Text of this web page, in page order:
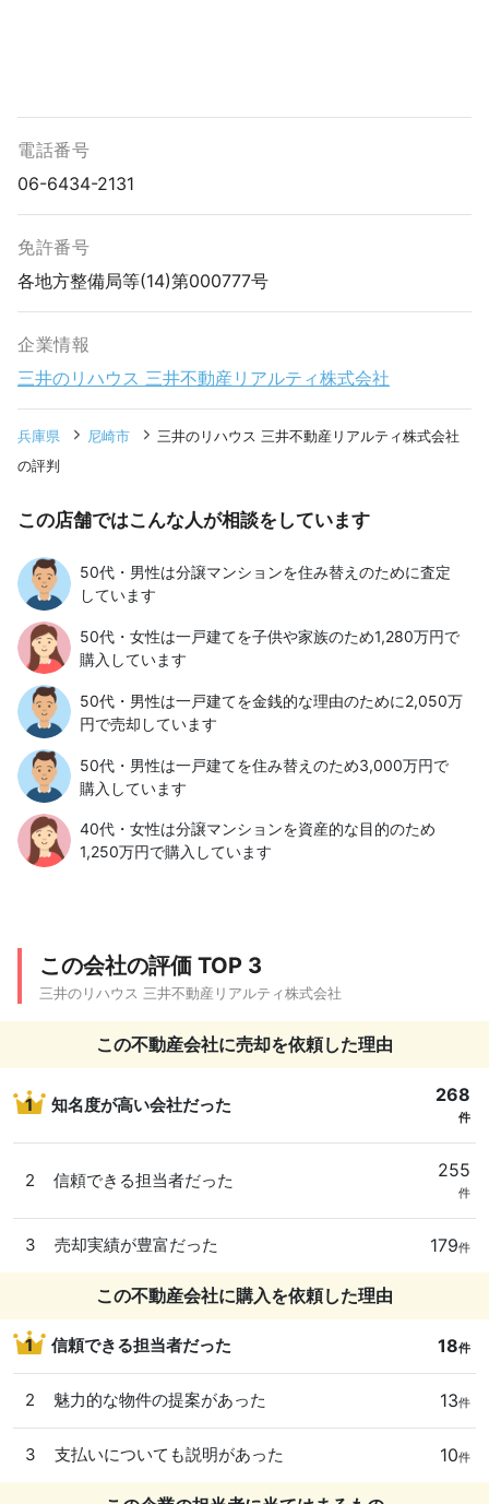
電話番号
06-6434-2131
免許番号
各地方整備局等(14)第000777号
企業情報
三井のリハウス 三井不動産リアルティ株式会社
兵庫県 尼崎市
三井のリハウス 三井不動産リアルティ株式会社
の評判
この店舗ではこんな人が相談をしています
50代・男性は分譲マンションを住み替えのために査定
しています
50代・女性は一戸建てを子供や家族のため1,280万円で
購入しています
50代・男性は一戸建てを金銭的な理由のために2,050万
円で売却しています
50代・男性は一戸建てを住み替えのため3,000万円で
購入しています
40代・女性は分譲マンションを資産的な目的のため
1,250万円で購入しています
この会社の評価 TOP 3
三井のリハウス 三井不動産リアルティ株式会社
この不動産会社に売却を依頼した理由
1 知名度が高い会社だった 268
件
2 信頼できる担当者だった 255
件
3 売却実績が豊富だった 179件
この不動産会社に購入を依頼した理由
1 信頼できる担当者だった 18件
2 魅力的な物件の提案があった 13件
3 支払いについても説明があった 10件